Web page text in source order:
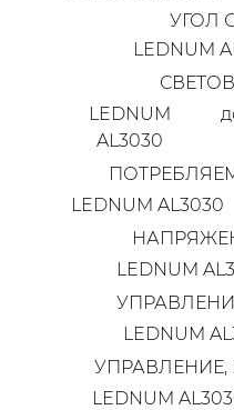
УГОЛ
LEDNUM
LEDNUM
AL3030
LEDNUM AL3030
LEDNUM
LEDNUM
УПРАВЛЕНИЕ,
LEDNUM